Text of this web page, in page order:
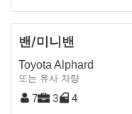
밴/미니밴
Toyota Alphard
또는 유사 차량
7 3 4